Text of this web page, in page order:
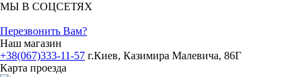
МЫ В СОЦСЕТЯХ
Перезвонить Вам?
Наш магазин
+38(067)333-11-57 г.Киев, Казимира Малевича, 86Г
Карта проезда